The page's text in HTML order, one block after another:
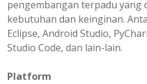
pengembangan terpadu yang
kebutuhan dan keinginan.
Eclipse, Android Studio,
Studio Code, dan lain-lain.
Platform